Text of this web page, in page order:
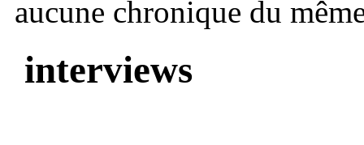
aucune chronique du
interviews